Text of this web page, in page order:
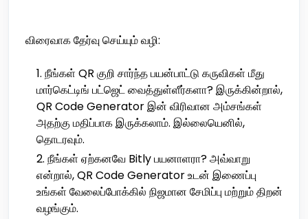
விரைவாக தேர்வு செய்யும் வழி:
நீங்கள் QR குறி சார்ந்த பயன்பாட்டு கருவிகள் மீது
மார்கெட்டிங் பட்ஜெட் வைத்துள்ளீர்களா? இருக்கின்றால்,
QR Code Generator இன் விரிவான அம்சங்கள்
அதற்கு மதிப்பாக இருக்கலாம். இல்லையெனில்,
தொடரவும்.
நீங்கள் ஏற்கனவே Bitly பயனாளரா? அவ்வாறு
என்றால், QR Code Generator உடன் இணைப்பு
உங்கள் வேலைப்போக்கில் நிஜமான சேமிப்பு மற்றும் திறன்
வழங்கும்.